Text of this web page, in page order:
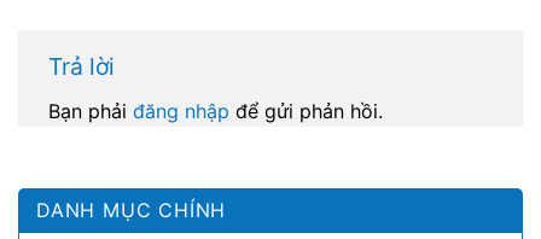
Trả lời
Bạn phải đăng nhập để gửi phản hồi.
DANH MỤC CHÍNH